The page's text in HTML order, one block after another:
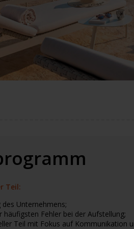
Teil:
des Unternehmens;
häufigsten Fehler bei der Aufstellung;
Teil mit Fokus auf Kommunikation